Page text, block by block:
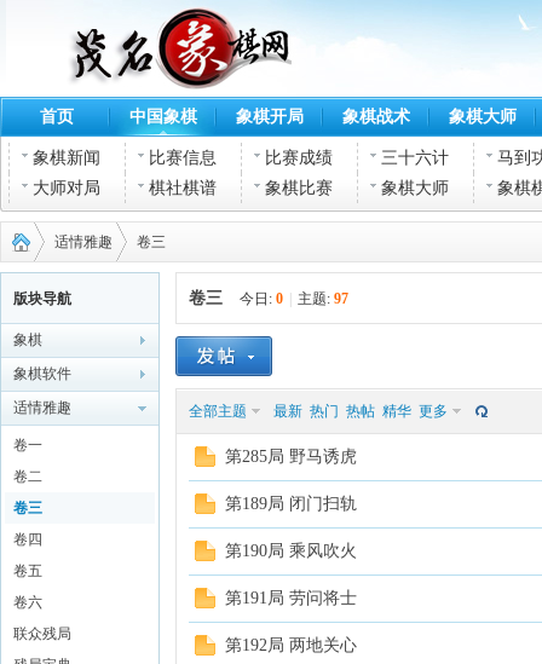
首页 中国象棋 象棋开局 象棋战术 象棋大师
象棋新闻 比赛信息 比赛成绩 三十六计
马到
大师对局
棋社棋谱 象棋比赛 象棋大师 象棋
茂名›
适情雅趣 卷三
版块导航
象棋
象棋软件
适情雅趣
卷一
卷二
卷三
卷四
卷五
卷六
联众残局
卷三 今日: 0 主题: 97
全部主题 最新 热门 热帖 精华 更多
第285局 野马诱虎
第189局 闭门扫轨
第190局 乘风吹火
第191局 劳问将士
第192局 两地关心